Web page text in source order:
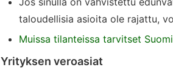
taloudellisia asioita ole rajattu,
Muissa tilanteissa tarvitset
Yrityksen veroasiat